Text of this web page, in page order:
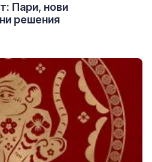
Пари, нови
решения